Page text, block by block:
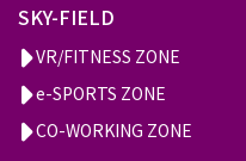
SKY-FIELD
VR/FITNESS ZONE
e-SPORTS ZONE
CO-WORKING ZONE